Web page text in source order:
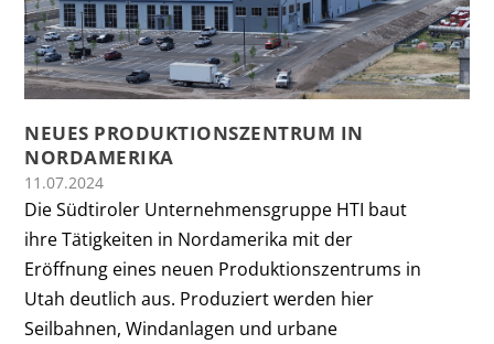
NEUES PRODUKTIONSZENTRUM IN
NORDAMERIKA
11.07.2024
Die Südtiroler Unternehmensgruppe HTI baut
ihre Tätigkeiten in Nordamerika mit der
Eröffnung eines neuen Produktionszentrums in
Utah deutlich aus. Produziert werden hier
Seilbahnen, Windanlagen und urbane